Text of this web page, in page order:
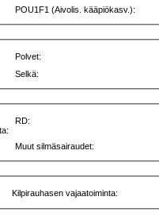
POU1F1 (Aivolis. kääpiökasv.):
Polvet:
Selkä:
RD:
Muut silmäsairaudet:
Kilpirauhasen vajaatoiminta: